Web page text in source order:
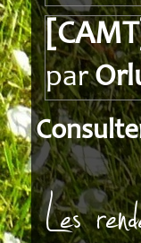
par
Les